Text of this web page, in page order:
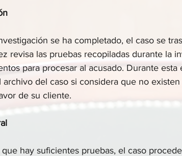
se ha completado, el caso se
revisa las pruebas recopiladas durante la
para procesar al acusado. Durante esta
archivo del caso si considera que no
de su cliente.
hay suficientes pruebas, el caso